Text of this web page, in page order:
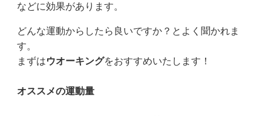
などに効果があります。
どんな運動からしたら良いですか？とよく聞かれま
す。
まずはウオーキングをおすすめいたします！
オススメの運動量